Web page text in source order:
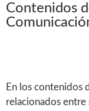
Contenidos
En los contenidos
relacionados entre